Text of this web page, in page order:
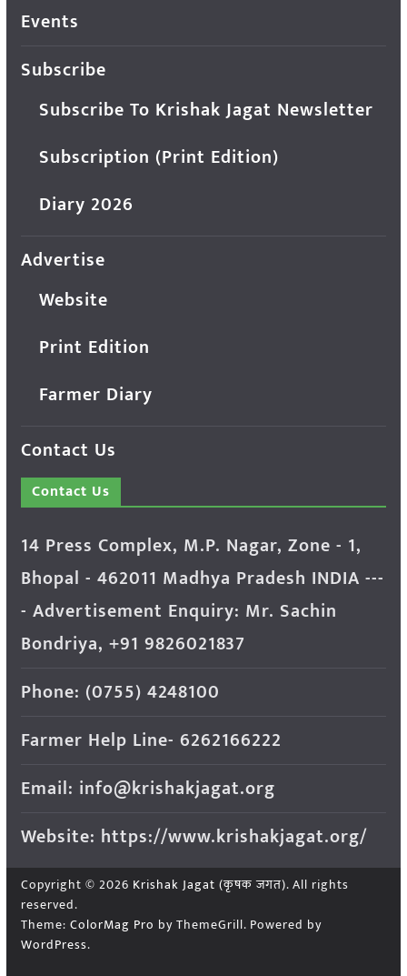
Events
Subscribe
Subscribe To Krishak Jagat Newsletter
Subscription (Print Edition)
Diary 2026
Advertise
Website
Print Edition
Farmer Diary
Contact Us
Contact Us
14 Press Complex, M.P. Nagar, Zone - 1,
Bhopal - 462011 Madhya Pradesh INDIA ---
- Advertisement Enquiry: Mr. Sachin
Bondriya, +91 9826021837
Phone: (0755) 4248100
Farmer Help Line- 6262166222
Email: info@krishakjagat.org
Website: https://www.krishakjagat.org/
Copyright © 2026 Krishak Jagat (कृषक जगत). All rights
reserved.
Theme: ColorMag Pro by ThemeGrill. Powered by
WordPress.